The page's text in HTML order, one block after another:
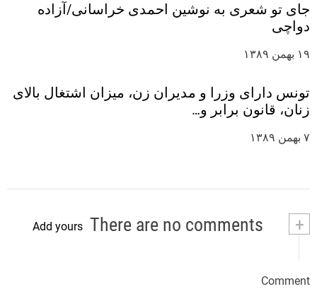
جای تو شعری به نوشین احمدی خراسانی/آزاده
دواچی
۱۹ بهمن ۱۳۸۹
تونس دارای وزرا و مدیران زن، میزان اشتغال بالای
زنان، قانون برابر و…
۷ بهمن ۱۳۸۹
+
Add yours
Comment